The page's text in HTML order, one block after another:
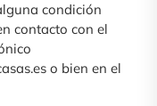
condición
contacto con el
o bien en el